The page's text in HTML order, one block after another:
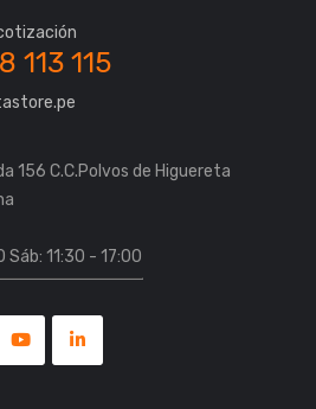
113 115
156 C.C.Polvos de Higuereta
Sáb: 11:30 - 17:00